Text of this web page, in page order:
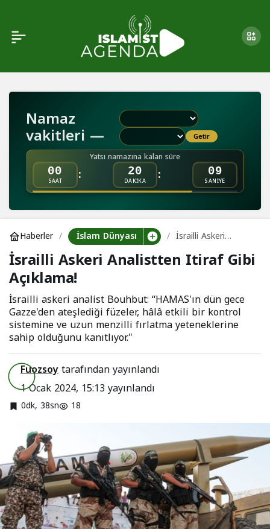
Namaz
vakitleri — Getir
Yatsı namazına kalan süre
00
SAAT : 20
DAKİKA : 08
SANİYE
Haberler İslam Dünyası
İsrailli Askeri
Analistten Itiraf
Gibi Açıklama!
İsrailli Askeri Analistten Itiraf Gibi
Açıklama!
İsrailli askeri analist Bouhbut: “HAMAS'ın dün gece
Gazze'den ateşlediği füzeler, hâlâ etkili bir kontrol
sistemine ve uzun menzilli fırlatma yeteneklerine
sahip olduğunu kanıtlıyor."
Fuozsoytarafından yayınlandı
1 Ocak 2024, 15:13yayınlandı
0dk, 38sn 18
Hamas’tan Taziye